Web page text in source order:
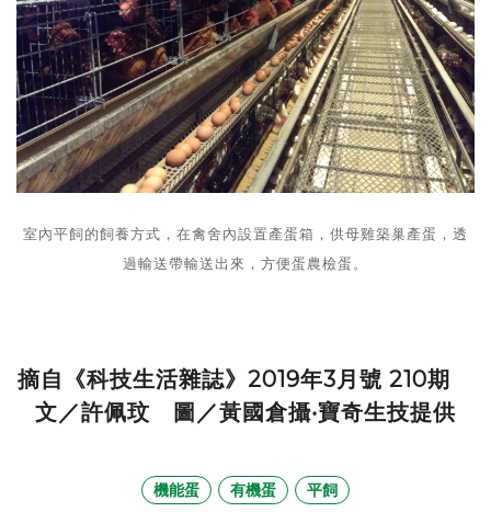
室內平飼的飼養方式，在禽舍內設置產蛋箱，供母雞築巢產蛋，透
過輸送帶輸送出來，方便蛋農檢蛋。
摘自《科技生活雜誌》2019年3月號 210期
文／許佩玟 圖／黃國倉攝‧寶奇生技提供
機能蛋 有機蛋 平飼